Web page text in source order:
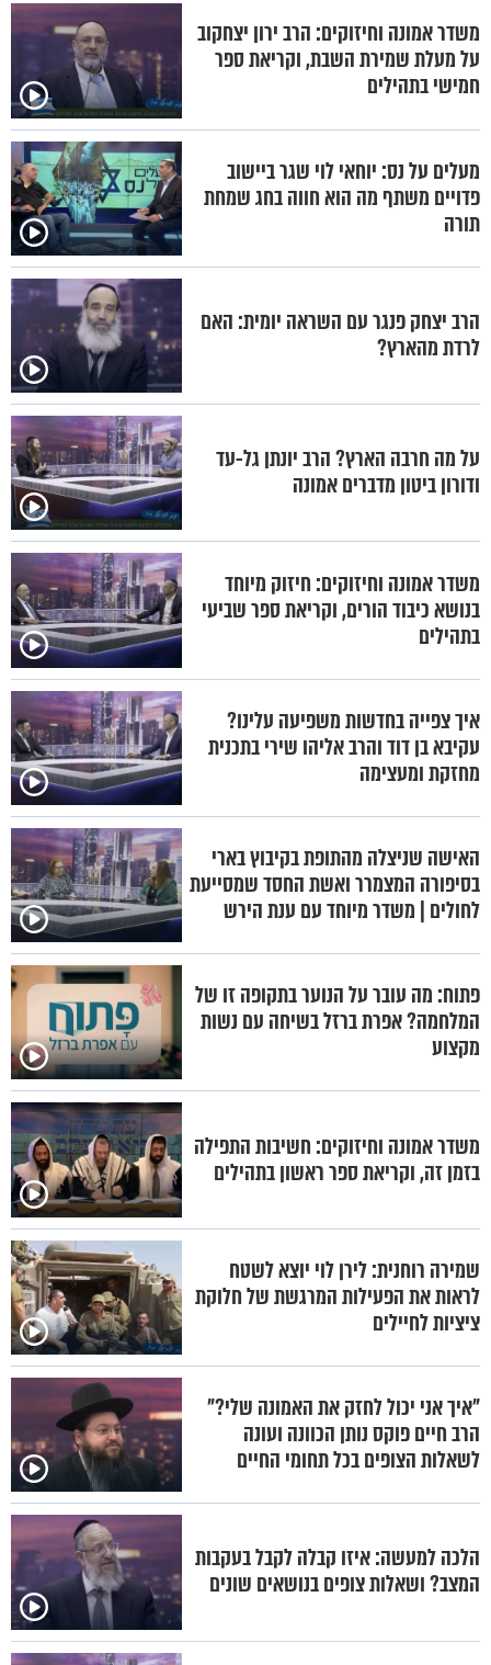
משדר אמונה וחיזוקים: הרב ירון יצחקוב
על מעלת שמירת השבת, וקריאת ספר
חמישי בתהילים
מעלים על נס: יוחאי לוי שגר ביישוב
פדויים משתף מה הוא חווה בחג שמחת
תורה
הרב יצחק פנגר עם השראה יומית: האם
לרדת מהארץ?
על מה חרבה הארץ? הרב יונתן גל-עד
ודורון ביטון מדברים אמונה
משדר אמונה וחיזוקים: חיזוק מיוחד
בנושא כיבוד הורים, וקריאת ספר שביעי
בתהילים
איך צפייה בחדשות משפיעה עלינו?
עקיבא בן דוד והרב אליהו שירי בתכנית
מחזקת ומעצימה
האישה שניצלה מהתופת בקיבוץ בארי
בסיפורה המצמרר ואשת החסד שמסייעת
לחולים | משדר מיוחד עם ענת הירש
פתוח: מה עובר על הנוער בתקופה זו של
המלחמה? אפרת ברזל בשיחה עם נשות
מקצוע
משדר אמונה וחיזוקים: חשיבות התפילה
בזמן זה, וקריאת ספר ראשון בתהילים
שמירה רוחנית: לירן לוי יוצא לשטח
לראות את הפעילות המרגשת של חלוקת
ציציות לחיילים
"איך אני יכול לחזק את האמונה שלי?"
הרב חיים פוקס נותן הכוונה ועונה
לשאלות הצופים בכל תחומי החיים
הלכה למעשה: איזו קבלה לקבל בעקבות
המצב? ושאלות צופים בנושאים שונים